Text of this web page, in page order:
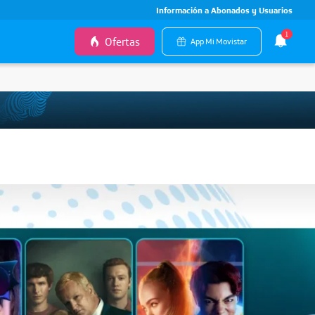
Información a Abonados y Usuarios
Ofertas App Mi Movistar
1